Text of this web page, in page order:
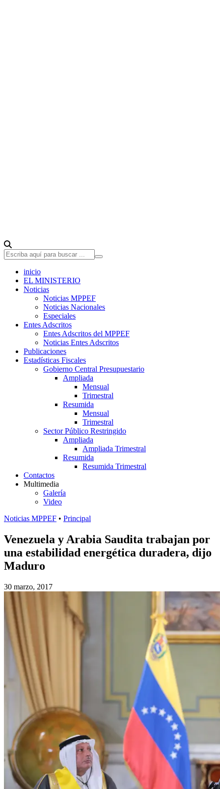
inicio
EL MINISTERIO
Noticias
Noticias MPPEF
Noticias Nacionales
Especiales
Entes Adscritos
Entes Adscritos del MPPEF
Noticias Entes Adscritos
Publicaciones
Estadísticas Fiscales
Gobierno Central Presupuestario
Ampliada
Mensual
Trimestral
Resumida
Mensual
Trimestral
Sector Público Restringido
Ampliada
Ampliada Trimestral
Resumida
Resumida Trimestral
Contactos
Multimedia
Galería
Video
Noticias MPPEF • Principal
Venezuela y Arabia Saudita trabajan por
una estabilidad energética duradera, dijo
Maduro
30 marzo, 2017